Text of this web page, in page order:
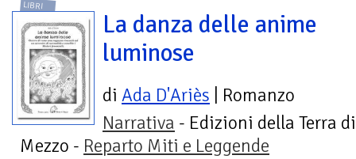
LIBRI
La danza delle anime
luminose
di Ada D'Ariès | Romanzo
Narrativa - Edizioni della Terra di
Mezzo - Reparto Miti e Leggende